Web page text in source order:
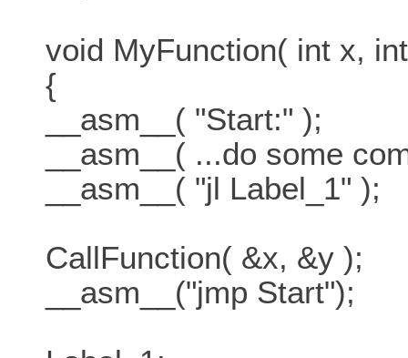
void MyFunction( int x,
{
__asm__( "Start:" );
__asm__( ...do some
__asm__( "jl Label_1" );
CallFunction( &x, &y );
__asm__("jmp Start");